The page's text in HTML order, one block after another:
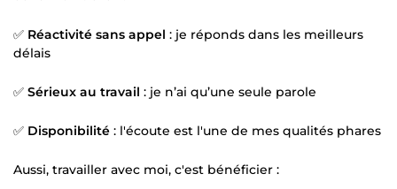
✅ Réactivité sans appel : je réponds dans les meilleurs
délais
✅ Sérieux au travail : je n’ai qu’une seule parole
✅ Disponibilité : l'écoute est l'une de mes qualités phares
Aussi, travailler avec moi, c'est bénéficier :